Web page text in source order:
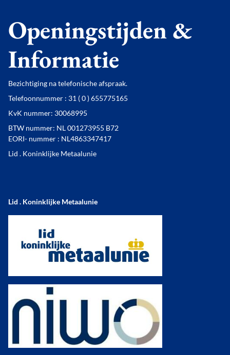
Openingstijden &
Informatie
Bezichtiging na telefonische afspraak.
Telefoonnummer : 31 ( 0 ) 655775165
KvK nummer: 30068995
BTW nummer: NL 001273955 B72
EORI- nummer : NL4863347417
Lid . Koninklijke Metaalunie
Lid . Koninklijke Metaalunie